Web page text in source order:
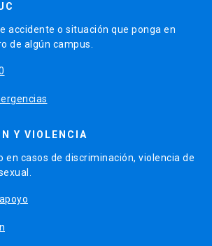
accidente o situación que ponga en
de algún campus.
Y VIOLENCIA
en casos de discriminación, violencia de